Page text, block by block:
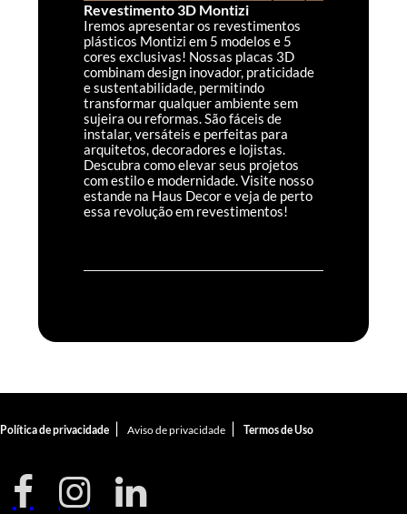
Revestimento 3D Montizi
Iremos apresentar os revestimentos
plásticos Montizi em 5 modelos e 5
cores exclusivas! Nossas placas 3D
combinam design inovador, praticidade
e sustentabilidade, permitindo
transformar qualquer ambiente sem
sujeira ou reformas. São fáceis de
instalar, versáteis e perfeitas para
arquitetos, decoradores e lojistas.
Descubra como elevar seus projetos
com estilo e modernidade. Visite nosso
estande na Haus Decor e veja de perto
essa revolução em revestimentos!
Política de privacidade | Aviso de privacidade | Termos de Uso